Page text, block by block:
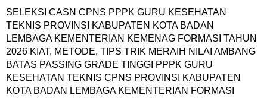
SELEKSI CASN CPNS PPPK GURU KESEHATAN
TEKNIS PROVINSI KABUPATEN KOTA BADAN
LEMBAGA KEMENTERIAN KEMENAG FORMASI TAHUN
2026 KIAT, METODE, TIPS TRIK MERAIH NILAI AMBANG
BATAS PASSING GRADE TINGGI PPPK GURU
KESEHATAN TEKNIS CPNS PROVINSI KABUPATEN
KOTA BADAN LEMBAGA KEMENTERIAN FORMASI